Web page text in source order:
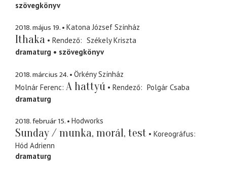
szövegkönyv
2018. május 19. Katona József Színház
Ithaka Rendező
Székely Kriszta
dramaturg
szövegkönyv
2018. március 24.
Örkény Színház
Molnár Ferenc A hattyú Rendező
Polgár Csaba
dramaturg
2018. február 15. Hodworks
Sunday / munka, morál, test
Koreográfus
Hód Adrienn
dramaturg